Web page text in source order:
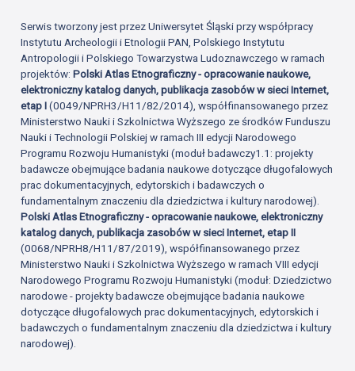
Serwis tworzony jest przez Uniwersytet Śląski przy współpracy
Instytutu Archeologii i Etnologii PAN, Polskiego Instytutu
Antropologii i Polskiego Towarzystwa Ludoznawczego w ramach
projektów:Polski Atlas Etnograficzny - opracowanie naukowe,
elektroniczny katalog danych, publikacja zasobów w sieci Internet,
etap I(0049/NPRH3/H11/82/2014), współfinansowanego przez
Ministerstwo Nauki i Szkolnictwa Wyższego ze środków Funduszu
Nauki i Technologii Polskiej w ramach III edycji Narodowego
Programu Rozwoju Humanistyki (moduł badawczy1.1: projekty
badawcze obejmujące badania naukowe dotyczące długofalowych
prac dokumentacyjnych, edytorskich i badawczych o
fundamentalnym znaczeniu dla dziedzictwa i kultury narodowej).
Polski Atlas Etnograficzny - opracowanie naukowe, elektroniczny
katalog danych, publikacja zasobów w sieci Internet, etap II
(0068/NPRH8/H11/87/2019), współfinansowanego przez
Ministerstwo Nauki i Szkolnictwa Wyższego w ramach VIII edycji
Narodowego Programu Rozwoju Humanistyki (moduł: Dziedzictwo
narodowe - projekty badawcze obejmujące badania naukowe
dotyczące długofalowych prac dokumentacyjnych, edytorskich i
badawczych o fundamentalnym znaczeniu dla dziedzictwa i kultury
narodowej).